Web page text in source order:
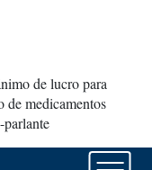
de lucro para
de medicamentos